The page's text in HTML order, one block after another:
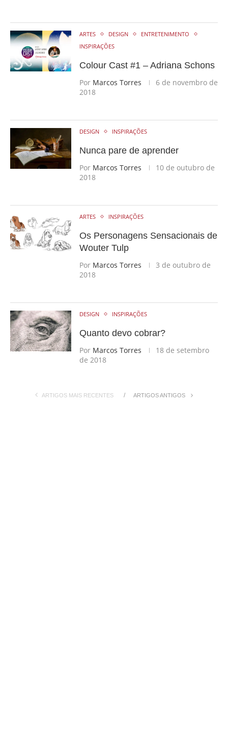
ARTES DESIGN
ENTRETENIMENTO
INSPIRAÇÕES
Colour Cast #1 – Adriana Schons
Por Marcos Torres
6 de novembro de
2018
DESIGN INSPIRAÇÕES
Nunca pare de aprender
Por Marcos Torres
10 de outubro de
2018
ARTES INSPIRAÇÕES
Os Personagens Sensacionais de
Wouter Tulp
Por Marcos Torres
3 de outubro de
2018
DESIGN INSPIRAÇÕES
Quanto devo cobrar?
Por Marcos Torres
18 de setembro
de 2018
ARTIGOS MAIS RECENTES ARTIGOS ANTIGOS